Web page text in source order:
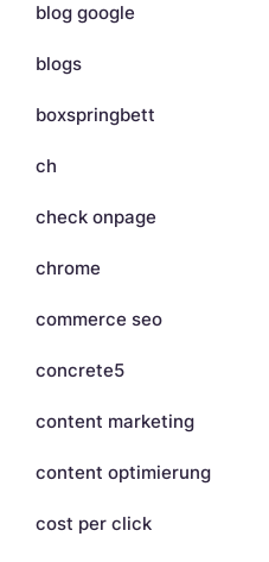
blog google
blogs
boxspringbett
ch
check onpage
chrome
commerce seo
concrete5
content marketing
content optimierung
cost per click